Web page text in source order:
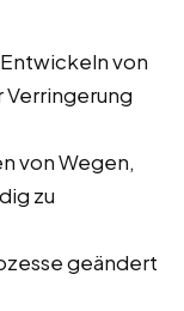
von
Verringerung
von Wegen,
zu
geändert